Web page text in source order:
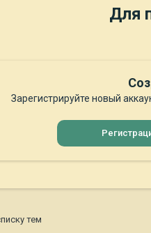
Для
Зарегистрируйте новый
тем